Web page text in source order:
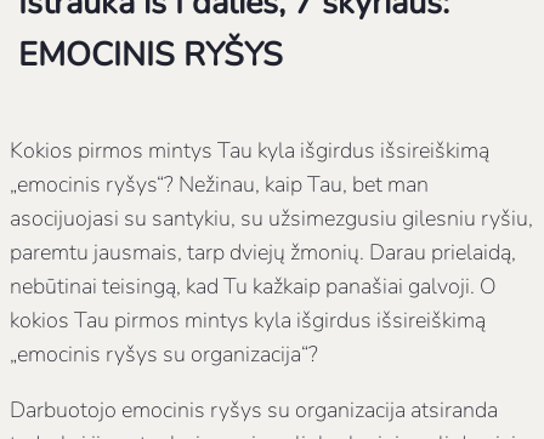
EMOCINIS RYŠYS
Kokios pirmos mintys Tau kyla išgirdus išsireiškimą
„emocinis ryšys“? Nežinau, kaip Tau, bet man
asocijuojasi su santykiu, su užsimezgusiu gilesniu ryšiu,
paremtu jausmais, tarp dviejų žmonių. Darau prielaidą,
nebūtinai teisingą, kad Tu kažkaip panašiai galvoji. O
kokios Tau pirmos mintys kyla išgirdus išsireiškimą
„emocinis ryšys su organizacija“?
Darbuotojo emocinis ryšys su organizacija atsiranda